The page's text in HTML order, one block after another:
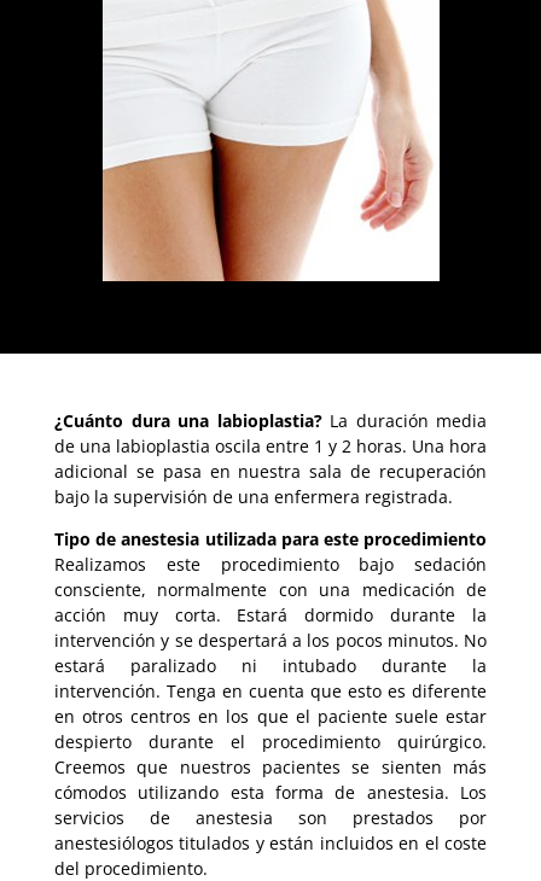
¿Cuánto dura una labioplastia?La duración media
de una labioplastia oscila entre 1 y 2 horas. Una hora
adicional se pasa en nuestra sala de recuperación
bajo la supervisión de una enfermera registrada.
Tipo de anestesia utilizada para este procedimiento
Realizamos este procedimiento bajo sedación
consciente, normalmente con una medicación de
acción muy corta. Estará dormido durante la
intervención y se despertará a los pocos minutos. No
estará paralizado ni intubado durante la
intervención. Tenga en cuenta que esto es diferente
en otros centros en los que el paciente suele estar
despierto durante el procedimiento quirúrgico.
Creemos que nuestros pacientes se sienten más
cómodos utilizando esta forma de anestesia. Los
servicios de anestesia son prestados por
anestesiólogos titulados y están incluidos en el coste
del procedimiento.